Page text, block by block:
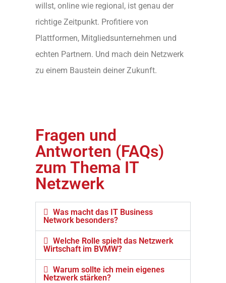
willst, online wie regional, ist genau der
richtige Zeitpunkt. Profitiere von
Plattformen, Mitgliedsunternehmen und
echten Partnern. Und mach dein Netzwerk
zu einem Baustein deiner Zukunft.
Fragen und
Antworten (FAQs)
zum Thema IT
Netzwerk
Was macht das IT Business
Network besonders?
Welche Rolle spielt das Netzwerk
Wirtschaft im BVMW?
Warum sollte ich mein eigenes
Netzwerk stärken?